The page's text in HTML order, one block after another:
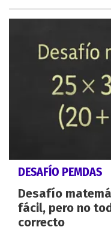
DESAFÍO PEMDAS
Desafío
fácil, pero no
correcto